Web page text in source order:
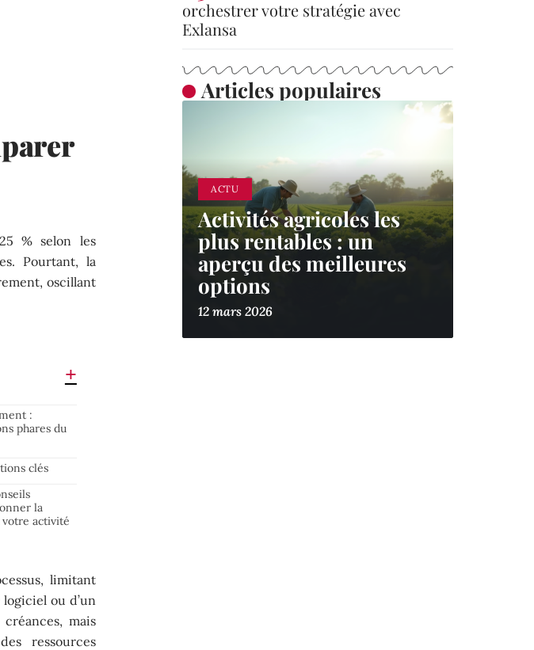
% selon les
Pourtant, la
oscillant
:
phares du
clés
la
activité
limitant
ou d’un
mais
ressources
orchestrer votre stratégie avec
Exlansa
Articles populaires
ACTU
Activités agricoles les
plus rentables : un
aperçu des meilleures
options
12 mars 2026